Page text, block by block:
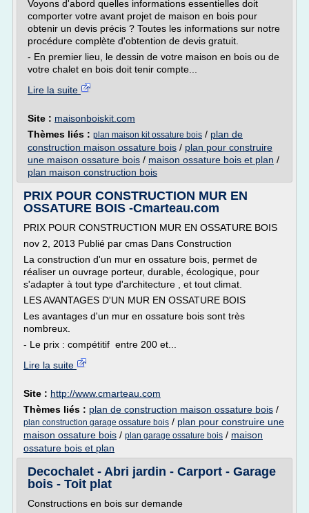
Voyons d'abord quelles informations essentielles doit
comporter votre avant projet de maison en bois pour
obtenir un devis précis ? Toutes les informations sur notre
procédure complète d'obtention de devis gratuit.
- En premier lieu, le dessin de votre maison en bois ou de
votre chalet en bois doit tenir compte...
Lire la suite
Site : maisonboiskit.com
Thèmes liés : plan maison kit ossature bois / plan de
construction maison ossature bois / plan pour construire
une maison ossature bois / maison ossature bois et plan /
plan maison construction bois
PRIX POUR CONSTRUCTION MUR EN
OSSATURE BOIS -Cmarteau.com
PRIX POUR CONSTRUCTION MUR EN OSSATURE BOIS
nov 2, 2013 Publié par cmas Dans Construction
La construction d'un mur en ossature bois, permet de
réaliser un ouvrage porteur, durable, écologique, pour
s'adapter à tout type d'architecture , et tout climat.
LES AVANTAGES D'UN MUR EN OSSATURE BOIS
Les avantages d'un mur en ossature bois sont très
nombreux.
- Le prix : compétitif entre 200 et...
Lire la suite
Site : http://www.cmarteau.com
Thèmes liés : plan de construction maison ossature bois /
plan construction garage ossature bois / plan pour construire une
maison ossature bois / plan garage ossature bois / maison
ossature bois et plan
Decochalet - Abri jardin - Carport - Garage
bois - Toit plat
Constructions en bois sur demande